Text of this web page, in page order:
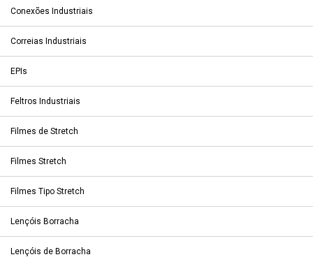
Conexões Industriais
Correias Industriais
EPIs
Feltros Industriais
Filmes de Stretch
Filmes Stretch
Filmes Tipo Stretch
Lençóis Borracha
Lençóis de Borracha